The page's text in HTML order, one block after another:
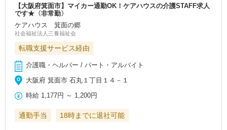
【大阪府箕面市】マイカー通勤OK！ケアハウスの介護STAFF求人
です★〈非常勤〉
ケアハウス 箕面の郷
社会福祉法人三養福祉会
転職支援サービス経由
介護職・ヘルパー / パート・アルバイト
大阪府 箕面市 石丸１丁目１４－１
時給 1,177円 ～ 1,200円
通勤手当 18時までに退社可能